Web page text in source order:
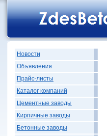
Новости
Объявления
Прайс-листы
Каталог компаний
Цементные заводы
Кирпичные заводы
Бетонные заводы